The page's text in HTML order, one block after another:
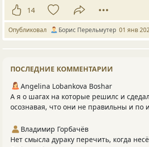
14
Опубликовал Борис Перельмутер 01 янв
ПОСЛЕДНИЕ КОММЕНТАРИИ
Angelina Lobankova Boshar
А я о шагах на которые решилс и
осознавая, что они не правильны и по
Владимир Горбачёв
Нет смысла дураку перечить, когда